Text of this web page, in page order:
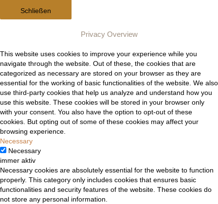
Schließen
Privacy Overview
This website uses cookies to improve your experience while you
navigate through the website. Out of these, the cookies that are
categorized as necessary are stored on your browser as they are
essential for the working of basic functionalities of the website. We also
use third-party cookies that help us analyze and understand how you
use this website. These cookies will be stored in your browser only
with your consent. You also have the option to opt-out of these
cookies. But opting out of some of these cookies may affect your
browsing experience.
Necessary
Necessary
immer aktiv
Necessary cookies are absolutely essential for the website to function
properly. This category only includes cookies that ensures basic
functionalities and security features of the website. These cookies do
not store any personal information.